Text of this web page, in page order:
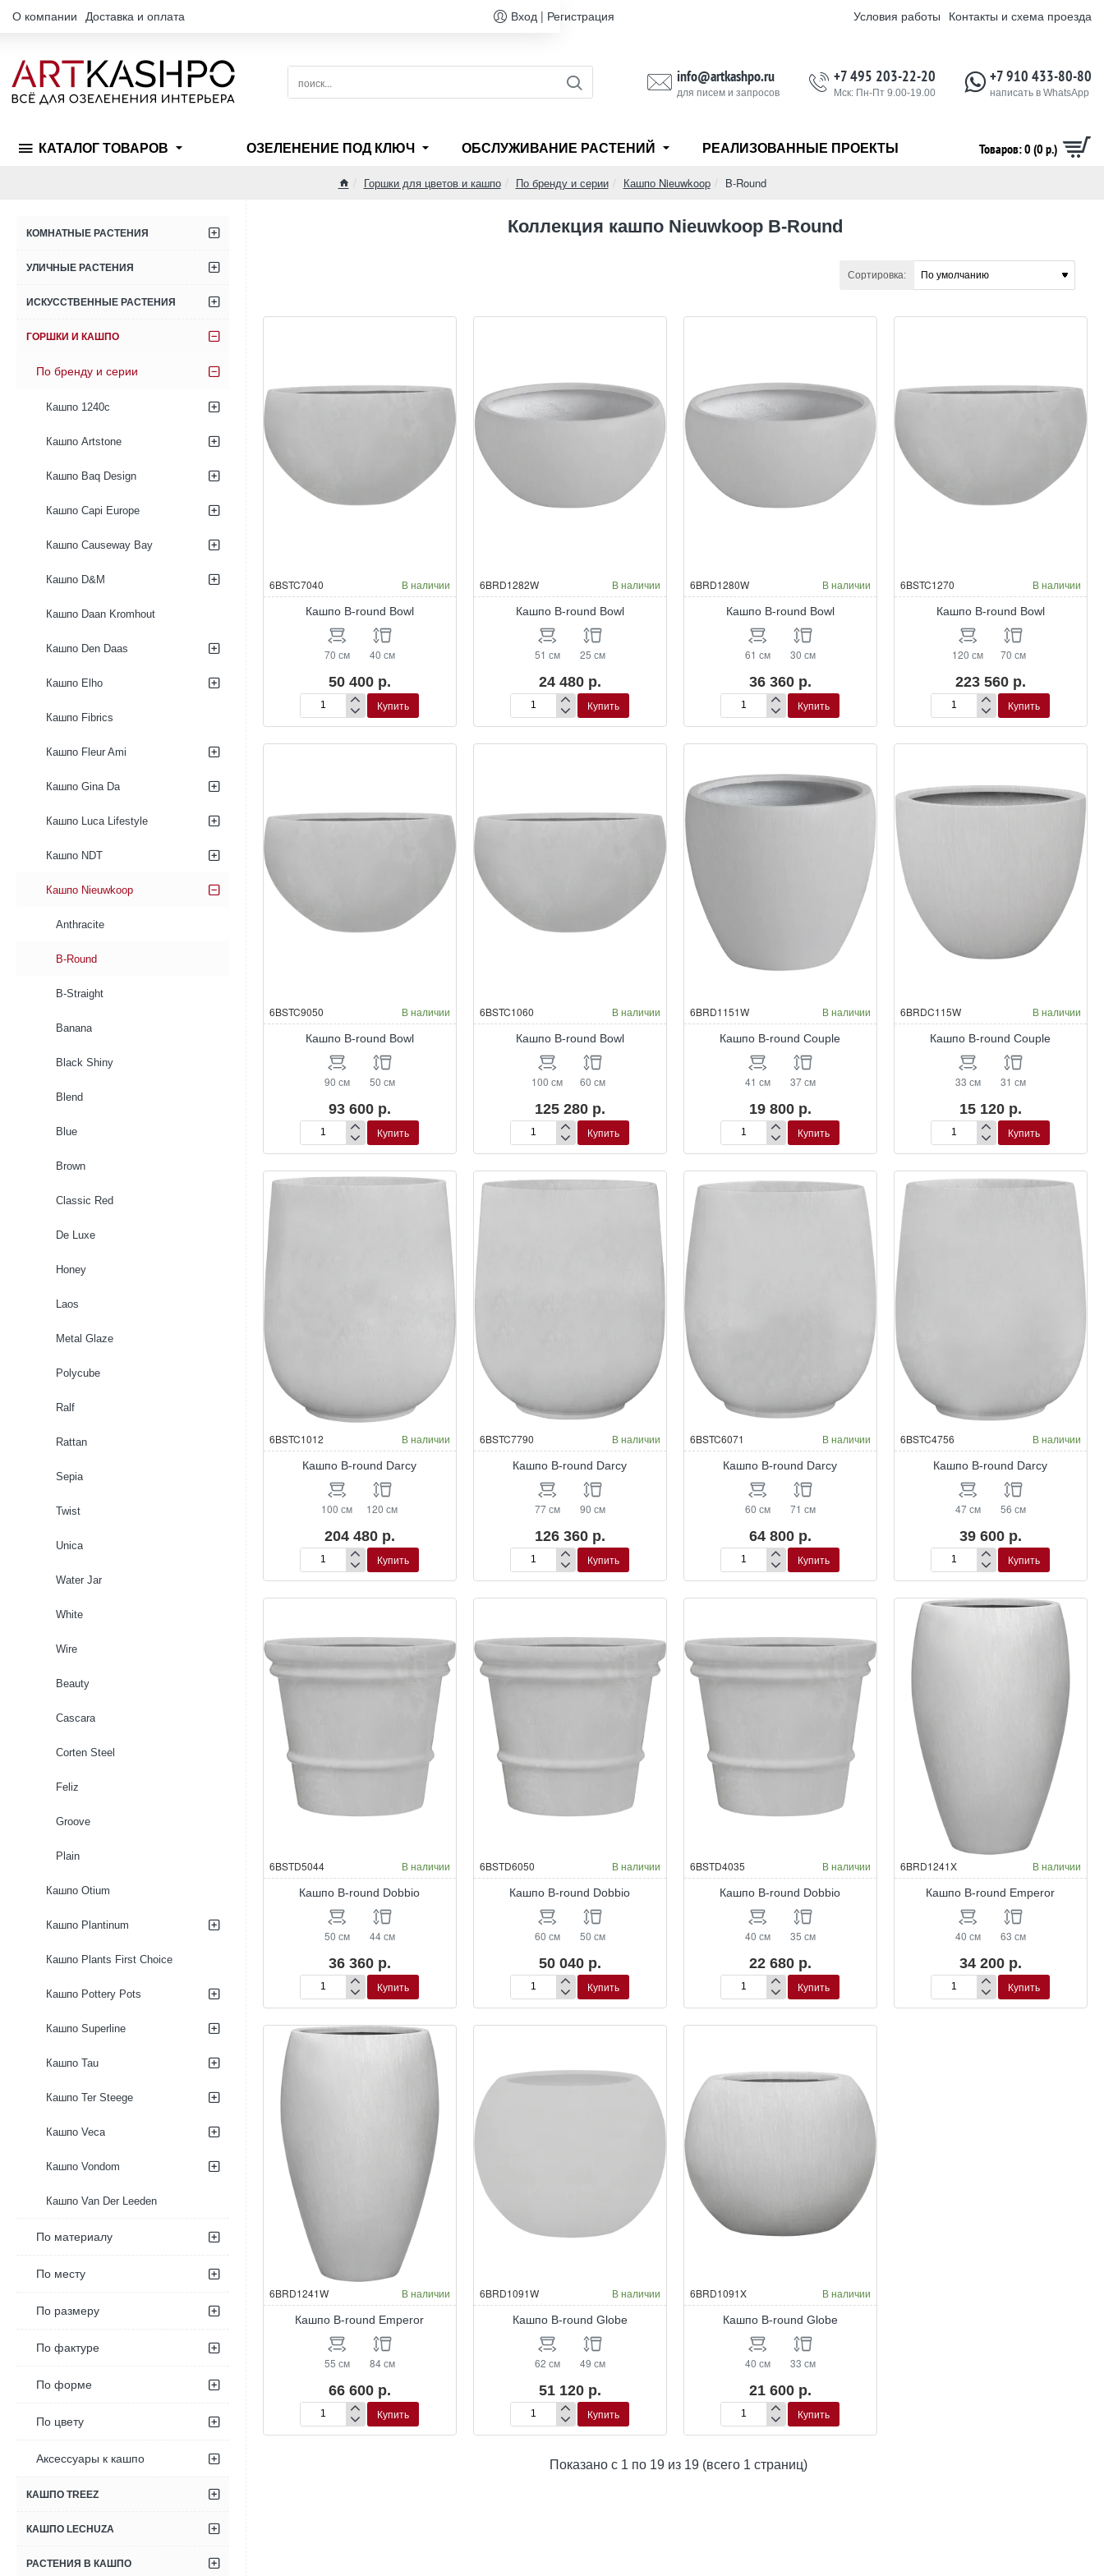
О компании Доставка и оплата Вход | Регистрация Условия работы Контакты и схема проезда
поиск...
info@artkashpo.ru
для писем и запросов
+7 495 203-22-20
Мск: Пн-Пт 9.00-19.00
+7 910 433-80-80
написать в WhatsApp
КАТАЛОГ ТОВАРОВ ОЗЕЛЕНЕНИЕ ПОД КЛЮЧ ОБСЛУЖИВАНИЕ РАСТЕНИЙ РЕАЛИЗОВАННЫЕ ПРОЕКТЫ Товаров: 0 (0 р.)
Горшки для цветов и кашпо По бренду и серии Кашпо Nieuwkoop B-Round
КОМНАТНЫЕ РАСТЕНИЯ
УЛИЧНЫЕ РАСТЕНИЯ
ИСКУССТВЕННЫЕ РАСТЕНИЯ
ГОРШКИ И КАШПО
По бренду и серии
Кашпо 1240c
Кашпо Artstone
Кашпо Baq Design
Кашпо Capi Europe
Кашпо Causeway Bay
Кашпо D&M
Кашпо Daan Kromhout
Кашпо Den Daas
Кашпо Elho
Кашпо Fibrics
Кашпо Fleur Ami
Кашпо Gina Da
Кашпо Luca Lifestyle
Кашпо NDT
Кашпо Nieuwkoop
Anthracite
B-Round
B-Straight
Banana
Black Shiny
Blend
Blue
Brown
Classic Red
De Luxe
Honey
Laos
Metal Glaze
Polycube
Ralf
Rattan
Sepia
Twist
Unica
Water Jar
White
Wire
Beauty
Cascara
Corten Steel
Feliz
Groove
Plain
Кашпо Otium
Кашпо Plantinum
Кашпо Plants First Choice
Кашпо Pottery Pots
Кашпо Superline
Кашпо Tau
Кашпо Ter Steege
Кашпо Veca
Кашпо Vondom
Кашпо Van Der Leeden
По материалу
По месту
По размеру
По фактуре
По форме
По цвету
Аксессуары к кашпо
КАШПО TREEZ
КАШПО LECHUZA
РАСТЕНИЯ В КАШПО
Коллекция кашпо Nieuwkoop B-Round
Сортировка:
Окраска по RAL
6BSTC7040 В наличии
Кашпо B-round Bowl
70 см 40 см
50 400 р.
Кашпо
B-
round
Купить
Окраска по RAL
6BRD1282W В наличии
Кашпо B-round Bowl
51 см 25 см
24 480 р.
Кашпо
B-
round
Купить
Окраска по RAL
6BRD1280W В наличии
Кашпо B-round Bowl
61 см 30 см
36 360 р.
Кашпо
B-
round
Купить
Окраска по RAL
6BSTC1270 В наличии
Кашпо B-round Bowl
120 см 70 см
223 560 р.
Кашпо
B-
round
Купить
Окраска по RAL
6BSTC9050 В наличии
Кашпо B-round Bowl
90 см 50 см
93 600 р.
Кашпо
B-
round
Купить
Окраска по RAL
6BSTC1060 В наличии
Кашпо B-round Bowl
100 см 60 см
125 280 р.
Кашпо
B-
round
Bowl
Купить
Окраска по RAL
6BRD1151W В наличии
Кашпо B-round Couple
41 см 37 см
19 800 р.
Кашпо
B-
round
Couple
Купить
Окраска по RAL
6BRDC115W В наличии
Кашпо B-round Couple
33 см 31 см
15 120 р.
Кашпо
B-
round
Couple
Купить
Окраска по RAL
6BSTC1012 В наличии
Кашпо B-round Darcy
100 см 120 см
204 480 р.
Кашпо
B-
round
Купить
Окраска по RAL
6BSTC7790 В наличии
Кашпо B-round Darcy
77 см 90 см
126 360 р.
Кашпо
B-
round
Купить
Окраска по RAL
6BSTC6071 В наличии
Кашпо B-round Darcy
60 см 71 см
64 800 р.
Кашпо
B-
round
Купить
Окраска по RAL
6BSTC4756 В наличии
Кашпо B-round Darcy
47 см 56 см
39 600 р.
Кашпо
B-
round
Darcy
Купить
Окраска по RAL
6BSTD5044 В наличии
Кашпо B-round Dobbio
50 см 44 см
36 360 р.
Кашпо
B-
round
Dobbio
Купить
Окраска по RAL
6BSTD6050 В наличии
Кашпо B-round Dobbio
60 см 50 см
50 040 р.
Кашпо
B-
round
Купить
Окраска по RAL
6BSTD4035 В наличии
Кашпо B-round Dobbio
40 см 35 см
22 680 р.
Кашпо
B-
round
Купить
Окраска по RAL
6BRD1241X В наличии
Кашпо B-round Emperor
40 см 63 см
34 200 р.
Кашпо
B-
Купить
Окраска по RAL
6BRD1241W В наличии
Кашпо B-round Emperor
55 см 84 см
66 600 р.
Кашпо
B-
Купить
Окраска по RAL
6BRD1091W В наличии
Кашпо B-round Globe
62 см 49 см
51 120 р.
Кашпо
B-
Купить
Окраска по RAL
6BRD1091X В наличии
Кашпо B-round Globe
40 см 33 см
21 600 р.
Кашпо
B-
Globe
Купить
Показано с 1 по 19 из 19 (всего 1 страниц)